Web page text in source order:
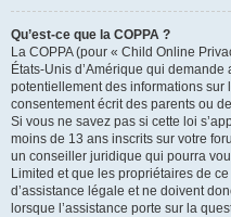
Qu’est-ce que la COPPA ?
La COPPA (pour « Child Online
États-Unis d’Amérique qui
potentiellement des informations sur
consentement écrit des parents ou
Si vous ne savez pas si cette loi
moins de 13 ans inscrits sur votre
un conseiller juridique qui pourra
Limited et que les propriétaires de
d’assistance légale et ne doivent
lorsque l’assistance porte sur la